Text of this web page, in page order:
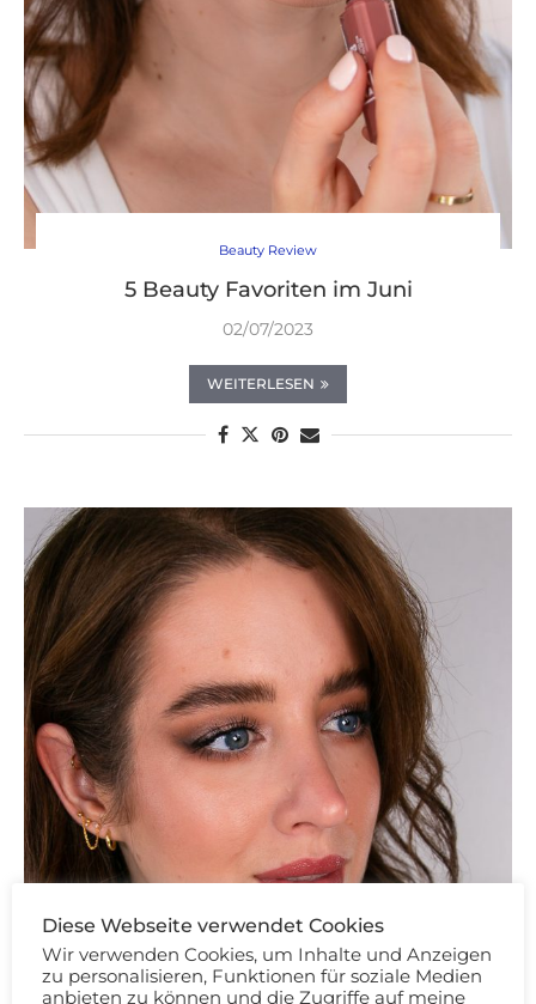
Beauty Review
5 Beauty Favoriten im Juni
02/07/2023
WEITERLESEN
Diese Webseite verwendet Cookies
Wir verwenden Cookies, um Inhalte und Anzeigen
zu personalisieren, Funktionen für soziale Medien
anbieten zu können und die Zugriffe auf meine